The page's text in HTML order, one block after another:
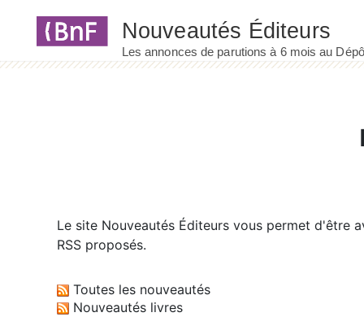
Le site Nouveautés Éditeurs vous permet d'être
RSS proposés.
Toutes les nouveautés
Nouveautés livres